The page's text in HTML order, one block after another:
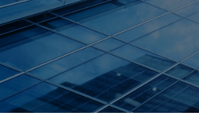
LED租赁屏系列
一体机系列
舞美租赁
舞美租赁